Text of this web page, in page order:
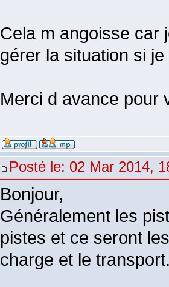
Cela m angoisse car
gérer la situation si
Merci d avance pour
Posté le: 02 Mar 2014,
Bonjour,
Généralement les
pistes et ce seront
charge et le